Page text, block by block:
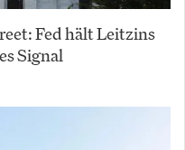
Fed hält Leitzins
Signal